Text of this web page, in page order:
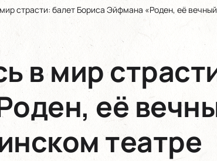
страсти: балет Бориса Эйфмана «Роден, её
в мир
её
театре